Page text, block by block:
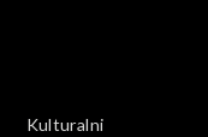
Kulturalni